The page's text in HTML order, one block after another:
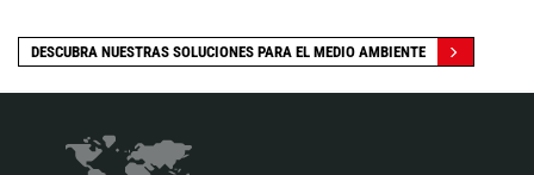
DESCUBRA NUESTRAS SOLUCIONES PARA EL MEDIO AMBIENTE